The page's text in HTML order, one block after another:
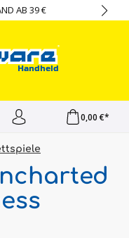
AB 39 €
0,00 €*